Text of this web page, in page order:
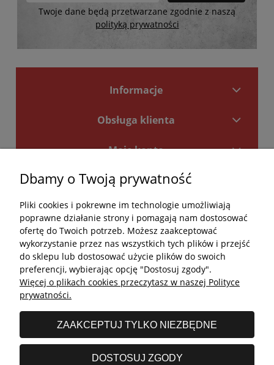
Twoje dane będą przetwarzane zgodnie z naszą
polityką prywatności
Informacje
Obsługa klienta
Moje konto
Płatności i dostawa
Kontakt
Kontakt
undefined
Godziny otwarcia salonu:
Poniedziałek - Piątek: 11:00 - 19:00
Sobota: 10:00 - 14:00
Dbamy o Twoją prywatność
Pliki cookies i pokrewne im technologie umożliwiają
poprawne działanie strony i pomagają nam dostosować
ofertę do Twoich potrzeb. Możesz zaakceptować
wykorzystanie przez nas wszystkich tych plików i przejść
do sklepu lub dostosować użycie plików do swoich
preferencji, wybierając opcję "Dostosuj zgody".
Więcej o plikach cookies przeczytasz w naszej Polityce
prywatności.
ZAAKCEPTUJ TYLKO NIEZBĘDNE
DOSTOSUJ ZGODY